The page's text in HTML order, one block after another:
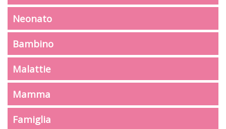
Neonato
Bambino
Malattie
Mamma
Famiglia